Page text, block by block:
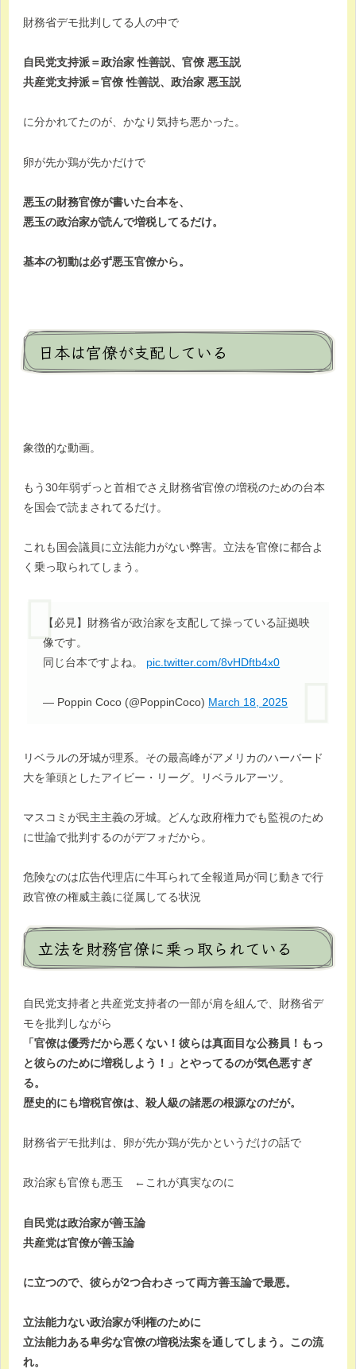
財務省デモ批判してる人の中で
自民党支持派＝政治家 性善説、官僚 悪玉説
共産党支持派＝官僚 性善説、政治家 悪玉説
に分かれてたのが、かなり気持ち悪かった。
卵が先か鶏が先かだけで
悪玉の財務官僚が書いた台本を、
悪玉の政治家が読んで増税してるだけ。
基本の初動は必ず悪玉官僚から。
日本は官僚が支配している
象徴的な動画。
もう30年弱ずっと首相でさえ財務省官僚の増税のための台本
を国会で読まされてるだけ。
これも国会議員に立法能力がない弊害。立法を官僚に都合よ
く乗っ取られてしまう。
【必見】財務省が政治家を支配して操っている証拠映
像です。
同じ台本ですよね。 pic.twitter.com/8vHDftb4x0
— Poppin Coco (@PoppinCoco) March 18, 2025
リベラルの牙城が理系。その最高峰がアメリカのハーバード
大を筆頭としたアイビー・リーグ。リベラルアーツ。
マスコミが民主主義の牙城。どんな政府権力でも監視のため
に世論で批判するのがデフォだから。
危険なのは広告代理店に牛耳られて全報道局が同じ動きで行
政官僚の権威主義に従属してる状況
立法を財務官僚に乗っ取られている
自民党支持者と共産党支持者の一部が肩を組んで、財務省デ
モを批判しながら
「官僚は優秀だから悪くない！彼らは真面目な公務員！もっ
と彼らのために増税しよう！」とやってるのが気色悪すぎ
る。
歴史的にも増税官僚は、殺人級の諸悪の根源なのだが。
財務省デモ批判は、卵が先か鶏が先かというだけの話で
政治家も官僚も悪玉 ←これが真実なのに
自民党は政治家が善玉論
共産党は官僚が善玉論
に立つので、彼らが2つ合わさって両方善玉論で最悪。
立法能力ない政治家が利権のために
立法能力ある卑劣な官僚の増税法案を通してしまう。この流
れ。